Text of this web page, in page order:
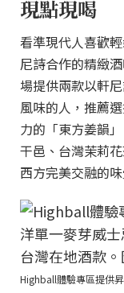
現點現喝
看準現代人喜歡
尼詩合作的精緻
場提供兩款以軒
風味的人，推薦
力的「東方姜韻
干邑、台灣茉莉
西方完美交融的
Highball體驗專區提供